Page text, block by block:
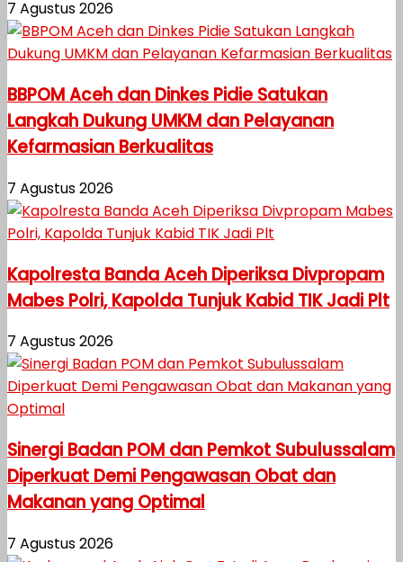
7 Agustus 2026
BBPOM Aceh dan Dinkes Pidie Satukan
Langkah Dukung UMKM dan Pelayanan
Kefarmasian Berkualitas
7 Agustus 2026
Kapolresta Banda Aceh Diperiksa Divpropam
Mabes Polri, Kapolda Tunjuk Kabid TIK Jadi Plt
7 Agustus 2026
Sinergi Badan POM dan Pemkot Subulussalam
Diperkuat Demi Pengawasan Obat dan
Makanan yang Optimal
7 Agustus 2026